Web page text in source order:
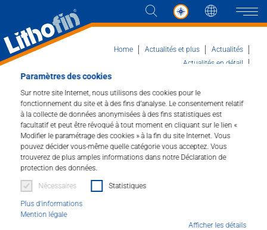
Paramètres des cookies
Sur notre site Internet, nous utilisons des cookies pour le
fonctionnement du site et à des fins d’analyse. Le consentement relatif
à la collecte de données anonymisées à des fins statistiques est
facultatif et peut être révoqué à tout moment en cliquant sur le lien «
Modifier le paramétrage des cookies » à la fin du site Internet. Vous
pouvez décider vous-même quelle catégorie vous acceptez. Vous
trouverez de plus amples informations dans notre Déclaration de
protection des données.
Nécessaires Statistiques
Plus d'informations
Mention légale
Afficher les détails
Langue
Produits
Les solutions
Actualités et plus
Entreprise
Contacter
Home Actualités et plus
Actualités
Actualités en détail
Marmomac - le salon phare du secteur
Marmomac - le salon
phare du secteur
international de la
pierre naturelle